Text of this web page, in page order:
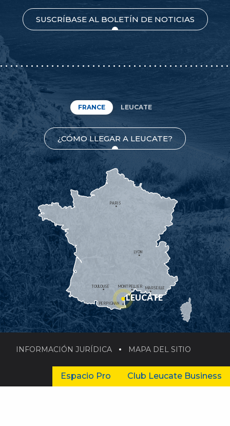
SUSCRÍBASE AL BOLETÍN DE NOTICIAS
FRANCE LEUCATE
¿CÓMO LLEGAR A LEUCATE?
MONTPELLIER
PERPIGNAN
MARSEILLE
TOULOUSE
LYON
PARIS
LEUCATE
INFORMACIÓN JURÍDICA MAPA DEL SITIO
Espacio Pro Club Leucate Business